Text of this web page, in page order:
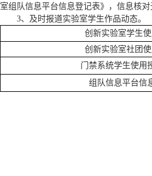
室组队信息平台信息登记表》，信息核
3、及时报道实验室学生作品动态。
创新实验室学生
创新实验室社团
门禁系统学生使用
组队信息平台信